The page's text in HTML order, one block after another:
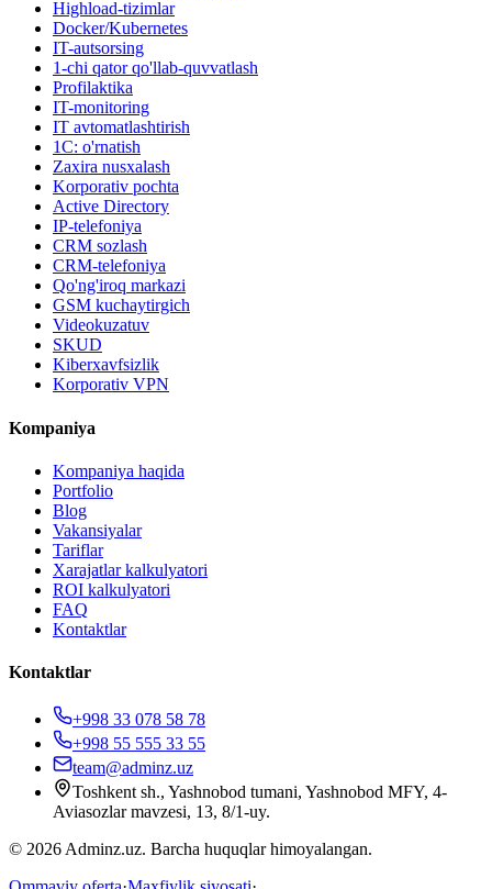
Highload-tizimlar
Docker/Kubernetes
IT-autsorsing
1-chi qator qo'llab-quvvatlash
Profilaktika
IT-monitoring
IT avtomatlashtirish
1C: o'rnatish
Zaxira nusxalash
Korporativ pochta
Active Directory
IP-telefoniya
CRM sozlash
CRM-telefoniya
Qo'ng'iroq markazi
GSM kuchaytirgich
Videokuzatuv
SKUD
Kiberxavfsizlik
Korporativ VPN
Kompaniya
Kompaniya haqida
Portfolio
Blog
Vakansiyalar
Tariflar
Xarajatlar kalkulyatori
ROI kalkulyatori
FAQ
Kontaktlar
Kontaktlar
+998 33 078 58 78
+998 55 555 33 55
team@adminz.uz
Toshkent sh., Yashnobod tumani, Yashnobod MFY, 4-
Aviasozlar mavzesi, 13, 8/1-uy.
© 2026 Adminz.uz. Barcha huquqlar himoyalangan.